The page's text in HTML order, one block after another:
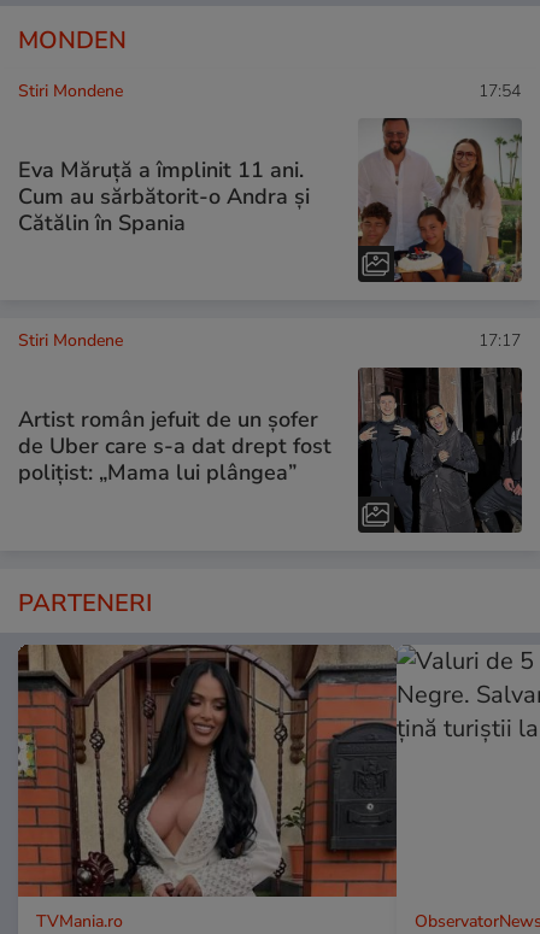
MONDEN
Stiri Mondene 17:54
Eva Măruță a împlinit 11 ani.
Cum au sărbătorit-o Andra și
Cătălin în Spania
Stiri Mondene 17:17
Artist român jefuit de un șofer
de Uber care s-a dat drept fost
polițist: „Mama lui plângea”
PARTENERI
TVMania.ro